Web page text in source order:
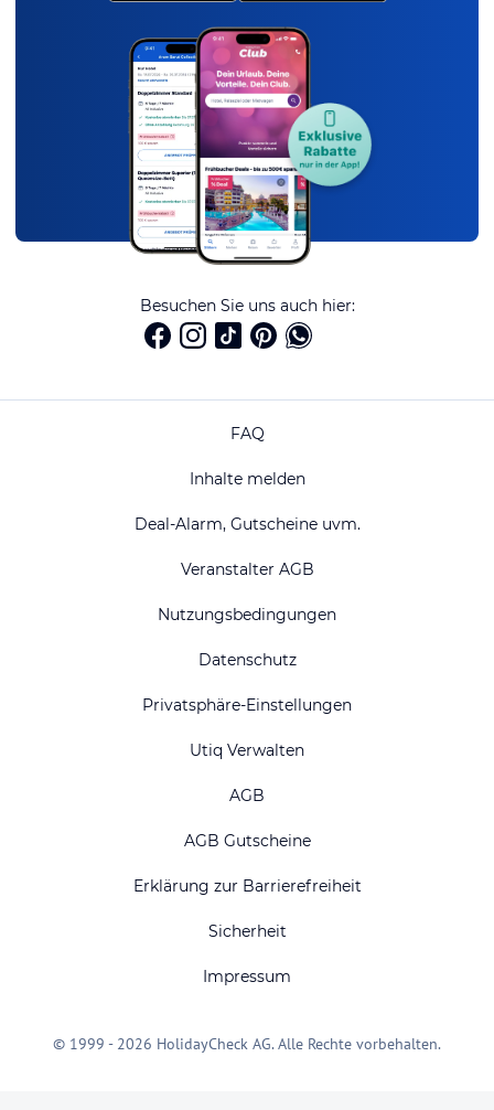
Besuchen Sie uns auch hier:
FAQ
Inhalte melden
Deal-Alarm, Gutscheine uvm.
Veranstalter AGB
Nutzungsbedingungen
Datenschutz
Privatsphäre-Einstellungen
Utiq Verwalten
AGB
AGB Gutscheine
Erklärung zur Barrierefreiheit
Sicherheit
Impressum
© 1999 - 2026 HolidayCheck AG. Alle Rechte vorbehalten.